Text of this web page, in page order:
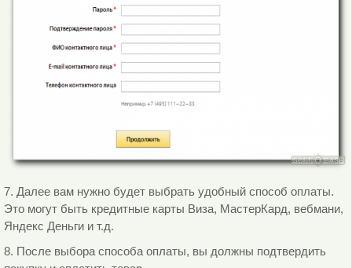
7. Далее вам нужно будет выбрать удобный способ оплаты.
Это могут быть кредитные карты Виза, МастерКард, вебмани,
Яндекс Деньги и т.д.
8. После выбора способа оплаты, вы должны подтвердить